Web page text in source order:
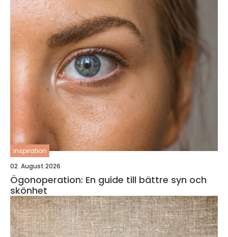
inspiration
02. August 2026
Ögonoperation: En guide till bättre syn och
skönhet